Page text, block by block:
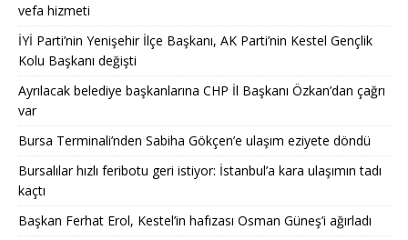
vefa hizmeti
İYİ Parti’nin Yenişehir İlçe Başkanı, AK Parti’nin Kestel Gençlik
Kolu Başkanı değişti
Ayrılacak belediye başkanlarına CHP İl Başkanı Özkan’dan çağrı
var
Bursa Terminali’nden Sabiha Gökçen’e ulaşım eziyete döndü
Bursalılar hızlı feribotu geri istiyor: İstanbul’a kara ulaşımın tadı
kaçtı
Başkan Ferhat Erol, Kestel’in hafızası Osman Güneş’i ağırladı